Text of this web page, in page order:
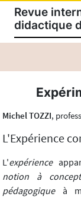
Revue
didactique
Michel TOZZI,
L'Expérience
L'expérience
notion à
pédagogiqueà